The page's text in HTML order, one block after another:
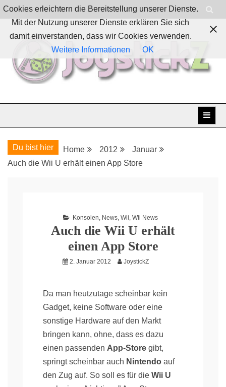
Skip
to
content
JoystickZ
Du bist hier Home 2012
Januar
Auch die Wii U erhält einen App Store
Konsolen, News, Wii, Wii News
Auch die Wii U erhält
einen App Store
2. Januar 2012 JoystickZ
Da man heutzutage scheinbar kein
Gadget, keine Software oder eine
sonstige Hardware auf den Markt
bringen kann, ohne, dass es dazu
einen passenden App-Store gibt,
springt scheinbar auch Nintendo auf
den Zug auf. So soll es für die Wii U
Cookies erleichtern die Bereitstellung unserer Dienste.
Mit der Nutzung unserer Dienste erklären Sie sich
damit einverstanden, dass wir Cookies verwenden.
Weitere Informationen
OK